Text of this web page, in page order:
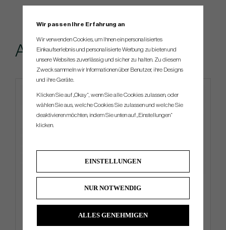
Andere kauften...
€135
Wir passen Ihre Erfahrung an
Wir verwenden Cookies, um Ihnen ein personalisiertes
Einkaufserlebnis und personalisierte Werbung zu bieten und
unsere Websites zuverlässig und sicher zu halten. Zu diesem
Zweck sammeln wir Informationen über Benutzer, ihre Designs
und ihre Geräte.
Klicken Sie auf „Okay“, wenn Sie alle Cookies zulassen, oder
wählen Sie aus, welche Cookies Sie zulassen und welche Sie
deaktivieren möchten, indem Sie unten auf „Einstellungen“
klicken.
EINSTELLUNGEN
NUR NOTWENDIG
ALLES GENEHMIGEN